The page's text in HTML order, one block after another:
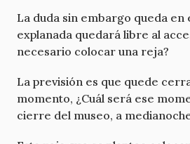
La duda sin embargo queda en
explanada quedará libre al
necesario colocar una reja?
La previsión es que quede
momento, ¿Cuál será ese
cierre del museo, a